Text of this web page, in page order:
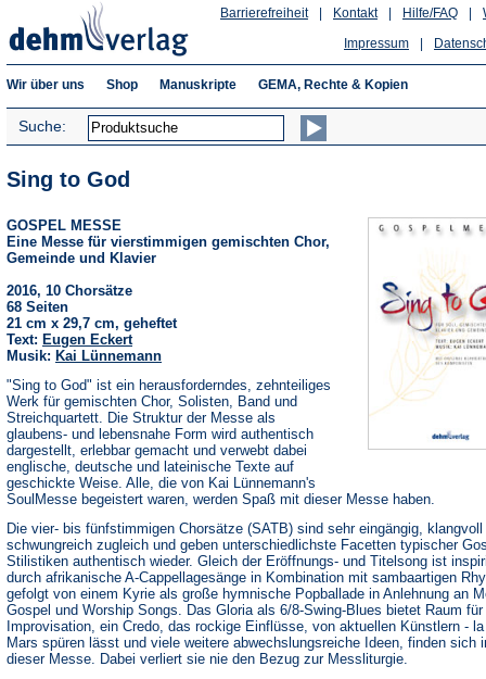
Hilfe/FAQ
Kontakt
Barrierefreiheit
Impressum
Wir über uns Shop Manuskripte GEMA, Rechte & Kopien
Suche:
Sing to God
GOSPEL MESSE
Eine Messe für vierstimmigen gemischten Chor,
Gemeinde und Klavier
2016, 10 Chorsätze
68 Seiten
21 cm x 29,7 cm, geheftet
Text: Eugen Eckert
Musik: Kai Lünnemann
"Sing to God" ist ein herausforderndes, zehnteiliges
Werk für gemischten Chor, Solisten, Band und
Streichquartett. Die Struktur der Messe als
glaubens- und lebensnahe Form wird authentisch
dargestellt, erlebbar gemacht und verwebt dabei
englische, deutsche und lateinische Texte auf
geschickte Weise. Alle, die von Kai Lünnemann's
SoulMesse begeistert waren, werden Spaß mit dieser Messe haben.
Die vier- bis fünfstimmigen Chorsätze (SATB) sind sehr eingängig, klangvoll
schwungreich zugleich und geben unterschiedlichste Facetten typischer
Stilistiken authentisch wieder. Gleich der Eröffnungs- und Titelsong ist
durch afrikanische A-Cappellagesänge in Kombination mit sambaartigen
gefolgt von einem Kyrie als große hymnische Popballade in Anlehnung an
Gospel und Worship Songs. Das Gloria als 6/8-Swing-Blues bietet Raum für
Improvisation, ein Credo, das rockige Einflüsse, von aktuellen Künstlern -
Mars spüren lässt und viele weitere abwechslungsreiche Ideen, finden sich
dieser Messe. Dabei verliert sie nie den Bezug zur Messliturgie.